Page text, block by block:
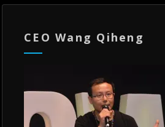
CEO Wang Qiheng